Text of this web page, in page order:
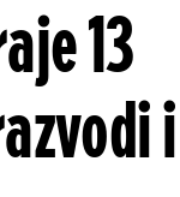
13
i